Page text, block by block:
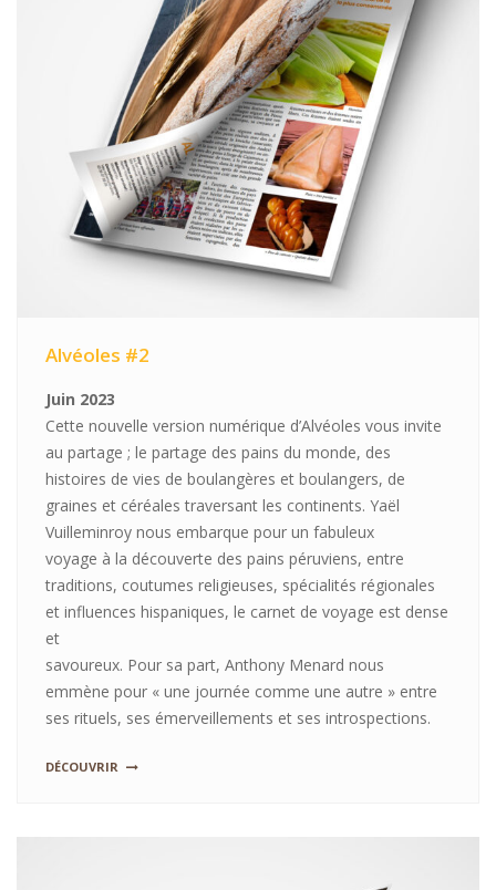
Alvéoles #2
Juin 2023
Cette nouvelle version numérique d’Alvéoles vous invite
au partage ; le partage des pains du monde, des
histoires de vies de boulangères et boulangers, de
graines et céréales traversant les continents. Yaël
Vuilleminroy nous embarque pour un fabuleux
voyage à la découverte des pains péruviens, entre
traditions, coutumes religieuses, spécialités régionales
et influences hispaniques, le carnet de voyage est dense
et
savoureux. Pour sa part, Anthony Menard nous
emmène pour « une journée comme une autre » entre
ses rituels, ses émerveillements et ses introspections.
DÉCOUVRIR